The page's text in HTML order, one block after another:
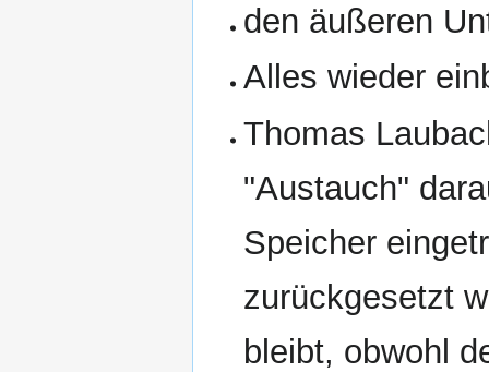
den äußeren
Alles wieder
Thomas
"Austauch"
Speicher
zurückgesetzt
bleibt, obwohl